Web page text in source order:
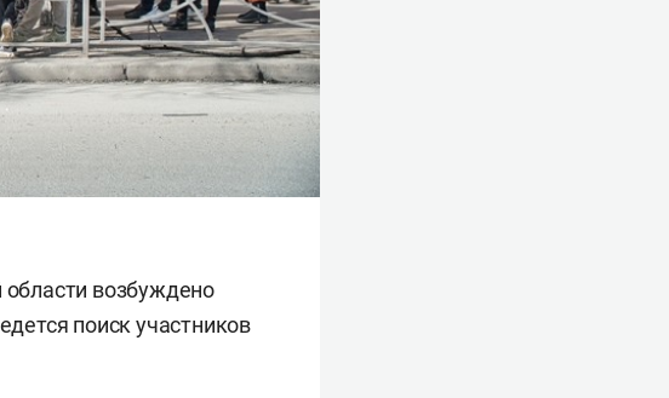
возбуждено
поиск участников